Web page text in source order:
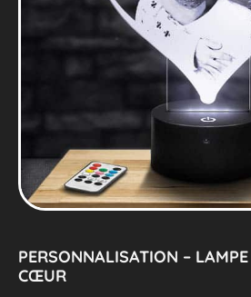
PERSONNALISATION –
CŒUR